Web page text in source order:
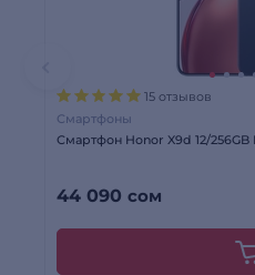
15 отзывов
Смартфоны
Смартфон Honor X9d 12/
44 090 сом